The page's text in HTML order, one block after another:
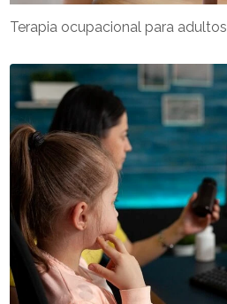
Terapia ocupacional para adultos